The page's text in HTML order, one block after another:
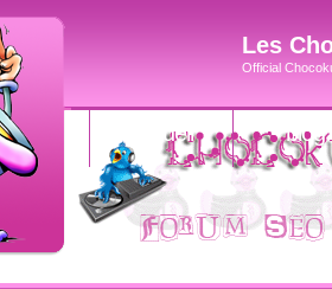
Les
Official
accueil blog